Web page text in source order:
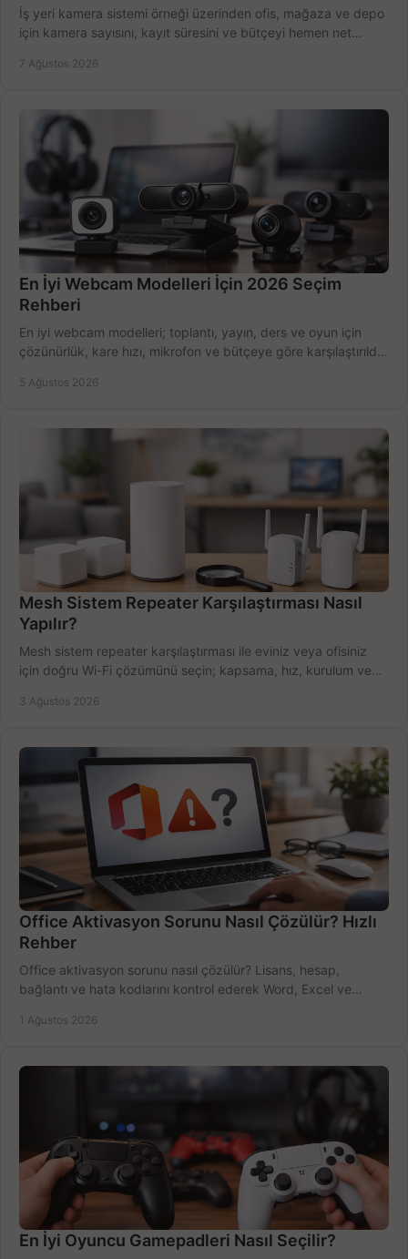
İş yeri kamera sistemi örneği üzerinden ofis, mağaza ve depo
için kamera sayısını, kayıt süresini ve bütçeyi hemen net
7 Ağustos 2026
En İyi Webcam Modelleri İçin 2026 Seçim
Rehberi
En iyi webcam modelleri; toplantı, yayın, ders ve oyun için
çözünürlük, kare hızı, mikrofon ve bütçeye göre karşılaştırıldı.
5 Ağustos 2026
Mesh Sistem Repeater Karşılaştırması Nasıl
Yapılır?
Mesh sistem repeater karşılaştırması ile eviniz veya ofisiniz
için doğru Wi-Fi çözümünü seçin; kapsama, hız, kurulum ve
3 Ağustos 2026
Office Aktivasyon Sorunu Nasıl Çözülür? Hızlı
Rehber
Office aktivasyon sorunu nasıl çözülür? Lisans, hesap,
bağlantı ve hata kodlarını kontrol ederek Word, Excel ve
1 Ağustos 2026
En İyi Oyuncu Gamepadleri Nasıl Seçilir?